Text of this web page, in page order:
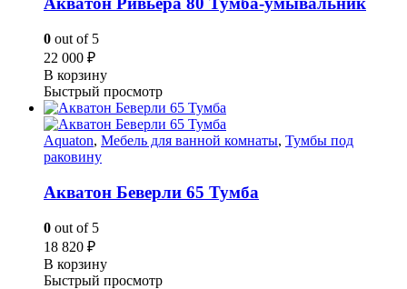
0 out of 5
22 000 ₽
В корзину
Быстрый просмотр
Aquaton, Мебель для ванной комнаты, Тумбы под
раковину
Акватон Беверли 65 Тумба
0 out of 5
18 820 ₽
В корзину
Быстрый просмотр